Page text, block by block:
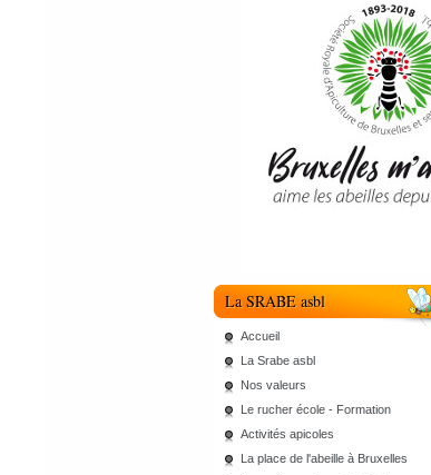
La SRABE asbl
Accueil
La Srabe asbl
Nos valeurs
Le rucher école - Formation
Activités apicoles
La place de l'abeille à Bruxelles